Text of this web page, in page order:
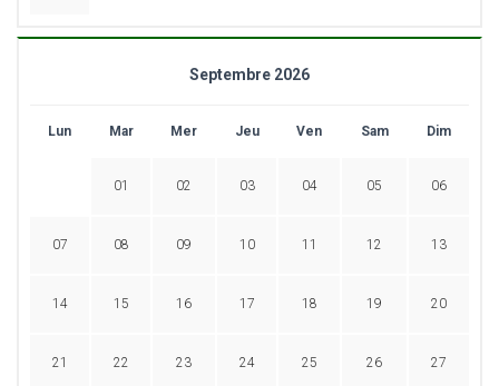
Septembre 2026
Lun Mar Mer Jeu Ven Sam Dim
01 02 03 04 05 06
07 08 09 10 11 12 13
14 15 16 17 18 19 20
21 22 23 24 25 26 27